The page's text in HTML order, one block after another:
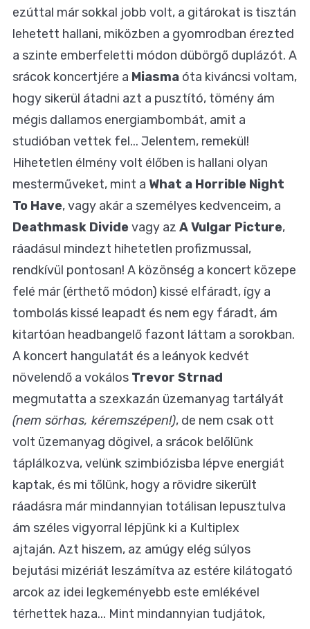
ezúttal már sokkal jobb volt, a gitárokat is tisztán
lehetett hallani, miközben a gyomrodban érezted
a szinte emberfeletti módon dübörgő duplázót. A
srácok koncertjére a Miasma óta kiváncsi voltam,
hogy sikerül átadni azt a pusztító, tömény ám
mégis dallamos energiambombát, amit a
studióban vettek fel... Jelentem, remekül!
Hihetetlen élmény volt élőben is hallani olyan
mesterműveket, mint a What a Horrible Night
To Have, vagy akár a személyes kedvenceim, a
Deathmask Divide vagy az A Vulgar Picture,
ráadásul mindezt hihetetlen profizmussal,
rendkívül pontosan! A közönség a koncert közepe
felé már (érthető módon) kissé elfáradt, így a
tombolás kissé leapadt és nem egy fáradt, ám
kitartóan headbangelő fazont láttam a sorokban.
A koncert hangulatát és a leányok kedvét
növelendő a vokálos Trevor Strnad
megmutatta a szexkazán üzemanyag tartályát
(nem sörhas, kéremszépen!), de nem csak ott
volt üzemanyag dögivel, a srácok belőlünk
táplálkozva, velünk szimbiózisba lépve energiát
kaptak, és mi tőlünk, hogy a rövidre sikerült
ráadásra már mindannyian totálisan lepusztulva
ám széles vigyorral lépjünk ki a Kultiplex
ajtaján. Azt hiszem, az amúgy elég súlyos
bejutási mizériát leszámítva az estére kilátogató
arcok az idei legkeményebb este emlékével
térhettek haza... Mint mindannyian tudjátok,